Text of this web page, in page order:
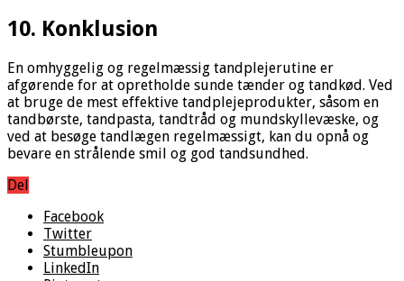
10. Konklusion
En omhyggelig og regelmæssig tandplejerutine er
afgørende for at opretholde sunde tænder og tandkød. Ved
at bruge de mest effektive tandplejeprodukter, såsom en
tandbørste, tandpasta, tandtråd og mundskyllevæske, og
ved at besøge tandlægen regelmæssigt, kan du opnå og
bevare en strålende smil og god tandsundhed.
Del
Facebook
Twitter
Stumbleupon
LinkedIn